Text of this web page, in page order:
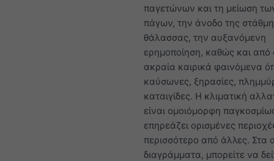
παγετώνων και τη μείωση
πάγων, την άνοδο της
θάλασσας, την αυξανόμενη
ερημοποίηση, καθώς και από
ακραία καιρικά φαινόμενα
καύσωνες, ξηρασίες,
καταιγίδες. Η κλιματική
είναι ομοιόμορφη
επηρεάζει ορισμένες
περισσότερο από άλλες. Στα
διαγράμματα, μπορείτε να